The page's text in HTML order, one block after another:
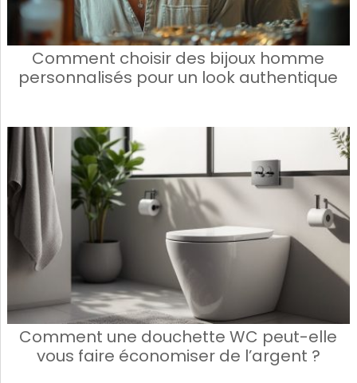
Comment choisir des bijoux homme
personnalisés pour un look authentique
Comment une douchette WC peut-elle
vous faire économiser de l’argent ?